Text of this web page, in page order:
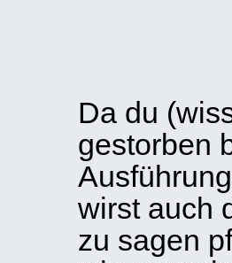
Da du
gestorben
wirst auch
zu sagen